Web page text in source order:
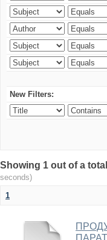
New Filters:
Showing 1 out of a
seconds)
1